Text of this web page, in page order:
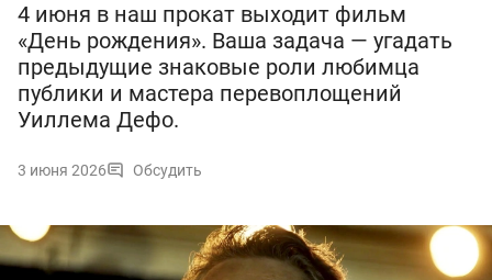
4 июня в наш прокат выходит фильм
«День рождения». Ваша задача — угадать
предыдущие знаковые роли любимца
публики и мастера перевоплощений
Уиллема Дефо.
3 июня 2026 Обсудить